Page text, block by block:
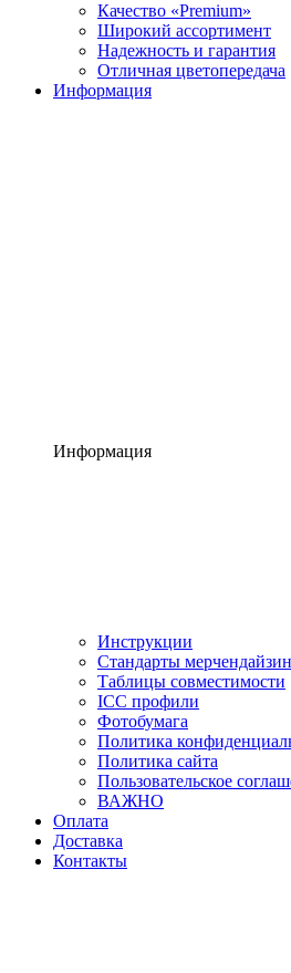
Качество «Premium»
Широкий ассортимент
Надежность и гарантия
Отличная цветопередача
Информация
Информация
Инструкции
Стандарты
Таблицы совместимости
ICC профили
Фотобумага
Политика
Политика сайта
Пользовательское
ВАЖНО
Оплата
Доставка
Контакты